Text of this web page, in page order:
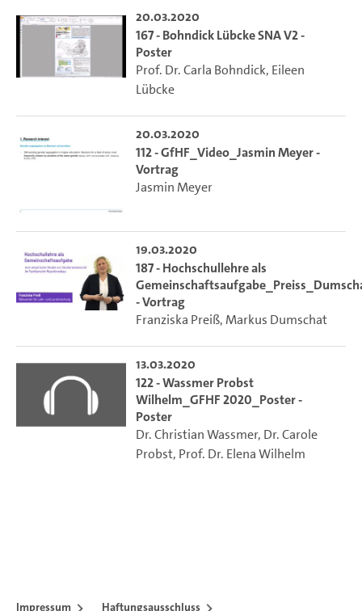
20.03.2020
167 - Bohndick Lübcke SNA V2 -
Poster
Prof. Dr. Carla Bohndick, Eileen
Lübcke
20.03.2020
112 - GfHF_Video_Jasmin Meyer -
Vortrag
Jasmin Meyer
19.03.2020
187 - Hochschullehre als
- Vortrag
Franziska Preiß,Markus Dumschat
13.03.2020
122 - Wassmer Probst
Wilhelm_GFHF 2020_Poster -
Poster
Dr. Christian Wassmer, Dr. Carole
Probst, Prof. Dr. Elena Wilhelm
Impressum
Haftungsausschluss